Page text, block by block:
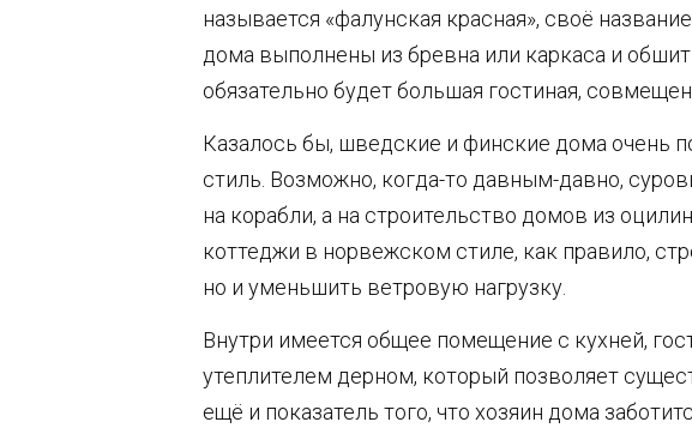
называется «фалунская красная», своё
дома выполнены из бревна или каркаса и
обязательно будет большая гостиная,
Казалось бы, шведские и финские дома очень
стиль. Возможно, когда-то давным-давно,
на корабли, а на строительство домов из
коттеджи в норвежском стиле, как правило,
но и уменьшить ветровую нагрузку.
Внутри имеется общее помещение с кухней,
утеплителем дерном, который позволяет
ещё и показатель того, что хозяин дома